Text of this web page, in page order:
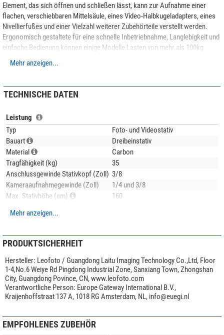
Element, das sich öffnen und schließen lässt, kann zur Aufnahme einer
flachen, verschiebbaren Mittelsäule, eines Video-Halbkugeladapters, eines
Nivellierfußes und einer Vielzahl weiterer Zubehörteile verstellt werden.
Ergonomisch gestaltete für eine schnelle Inbetriebnahme, Langlebigkeit und
einfache Bedienung können einige Modelle Lasten von mehr als 100kg
aufnehmen!
Unser Expertenkommentar:
Stative und lassen Sie sich von den Expertentipps inspirieren, um das
perfekte Stativ zu finden!
(Stefan Taube)
Mehr anzeigen...
TECHNISCHE DATEN
Leistung
Typ
Foto- und Videostativ
Bauart
Dreibeinstativ
Material
Carbon
Tragfähigkeit (kg)
35
Anschlussgewinde Stativkopf (Zoll) 3/8
Kameraaufnahmegewinde (Zoll)
1/4 und 3/8
Max. Stativhöhe (cm)
160
Stativbeinauszug (-fach)
Stativfuß
Besonderheiten
Mittelsäule
ja
Stativkopf im Lieferumfang
nein
Transporttasche im Lieferumfang
ja
Videoneiger
Mehr anzeigen...
PRODUKTSICHERHEIT
Hersteller: Leofoto / Guangdong Laitu Imaging Technology Co.,Ltd, Floor
1-4,No.6 Weiye Rd Pingdong Industrial Zone, Sanxiang Town, Zhongshan
City, Guangdong Povince, CN, www.leofoto.com
Verantwortliche Person: Europe Gateway International B.V.,
Kraijenhoffstraat 137 A, 1018 RG Amsterdam, NL, info@euegi.nl
EMPFOHLENES ZUBEHÖR